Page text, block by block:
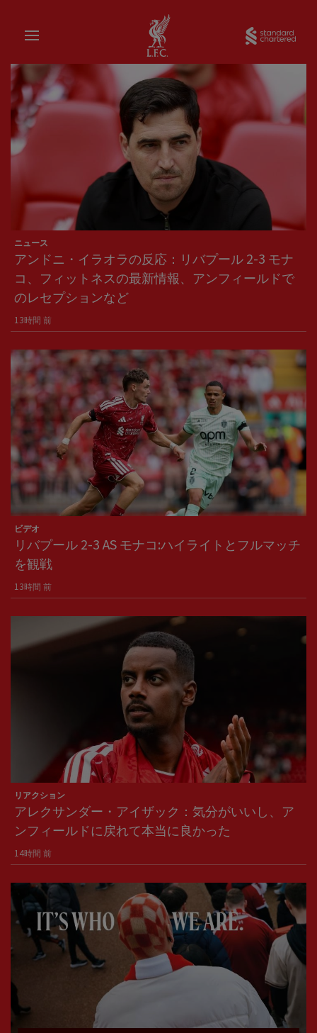
家
Liverpool FC — Homepage
ニュース
アンドニ・イラオラの反応：リバプール 2-3 モナ
コ、フィットネスの最新情報、アンフィールドで
のレセプションなど
13時間 前
ビデオ
リバプール 2-3 AS モナコ:ハイライトとフルマッチ
を観戦
13時間 前
リアクション
アレクサンダー・アイザック：気分がいいし、ア
ンフィールドに戻れて本当に良かった
14時間 前